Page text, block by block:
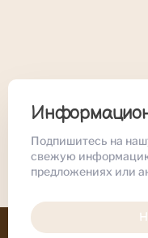
Подпишитесь на
свежую
предложениях или